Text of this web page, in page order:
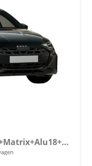
S line TFSI quattro GV3+AHK+Matrix+Alu18+Navi+Cam+eHeck+Sound+ACC+Black